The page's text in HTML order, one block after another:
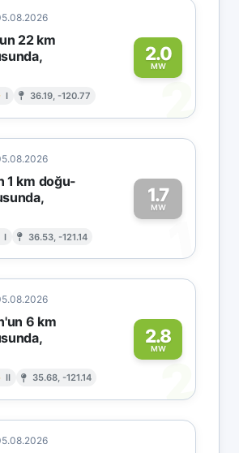
22 km
I 36.19, -120.77
2.0
MW
2
1 km doğu-
I 36.53, -121.14
1.7
MW
1
6 km
II 35.68, -121.14
2.8
MW
2